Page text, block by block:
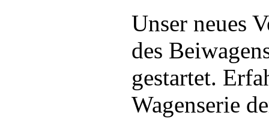
Unser neues
des
gestartet.
Wagenserie